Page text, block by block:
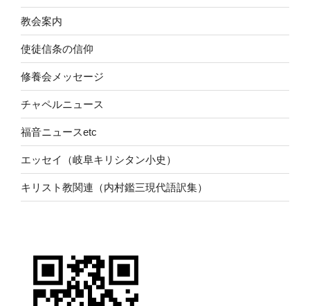
教会案内
使徒信条の信仰
修養会メッセージ
チャペルニュース
福音ニュースetc
エッセイ（岐阜キリシタン小史）
キリスト教関連（内村鑑三現代語訳集）